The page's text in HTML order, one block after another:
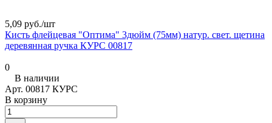
5,09 руб./шт
Кисть флейцевая "Оптима" 3дюйм (75мм) натур. свет. щетина
деревянная ручка КУРС 00817
0
В наличии
Арт. 00817 КУРС
В корзину